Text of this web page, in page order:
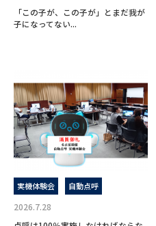
「この子が、この子が」とまだ我が
子になってない...
実機体験会 自動点呼
2026.7.28